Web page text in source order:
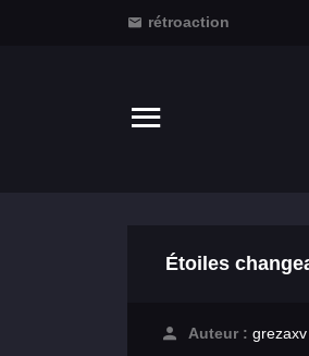
rétroaction
Étoiles
Auteur : grezaxv